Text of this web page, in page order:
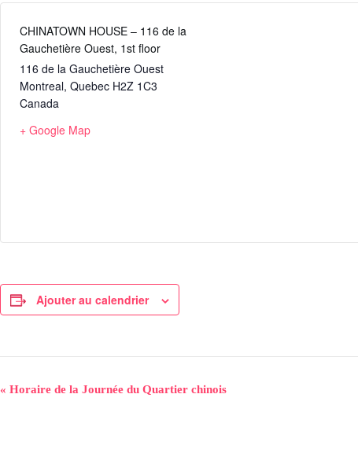
CHINATOWN HOUSE – 116 de la
Gauchetière Ouest, 1st floor
116 de la Gauchetière Ouest
Montreal, Quebec H2Z 1C3
Canada
+ Google Map
Ajouter au calendrier
N
« Horaire de la Journée du Quartier chinois